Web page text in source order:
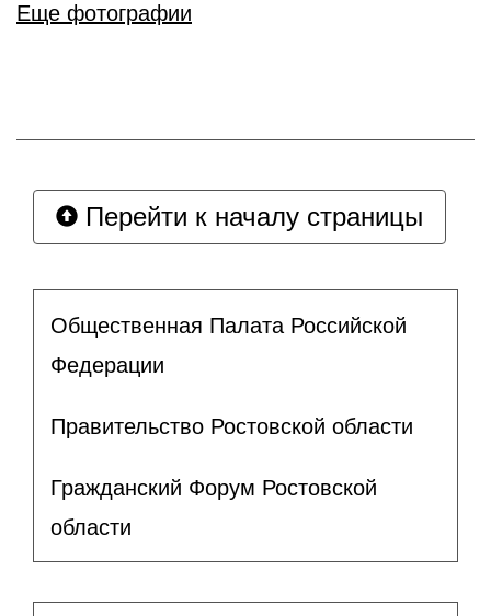
Еще фотографии
Перейти к началу страницы
Общественная Палата Российской
Федерации
Правительство Ростовской области
Гражданский Форум Ростовской
области